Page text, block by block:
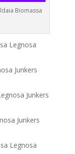
Biomassa
Legnosa
Junkers
Junkers
Junkers
Legnosa